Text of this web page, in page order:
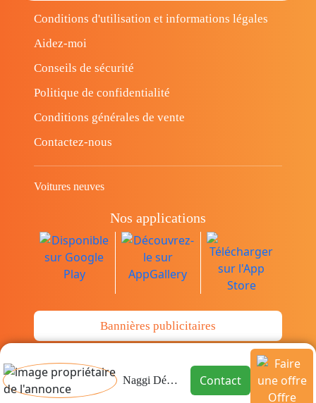
Naggi Déménagement
Contact
Offre
Conditions d'utilisation et informations légales
Aidez-moi
Conseils de sécurité
Politique de confidentialité
Conditions générales de vente
Contactez-nous
Voitures neuves
Nos applications
Bannières publicitaires
© Copyright 2014-2026 Cava.tn Limited Tous
les droits sont réservés.